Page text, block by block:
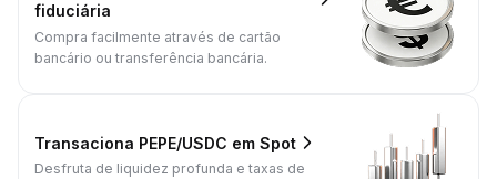
fiduciária
Compra facilmente através de cartão
bancário ou transferência bancária.
Transaciona PEPE/USDC em Spot
Desfruta de liquidez profunda e taxas de